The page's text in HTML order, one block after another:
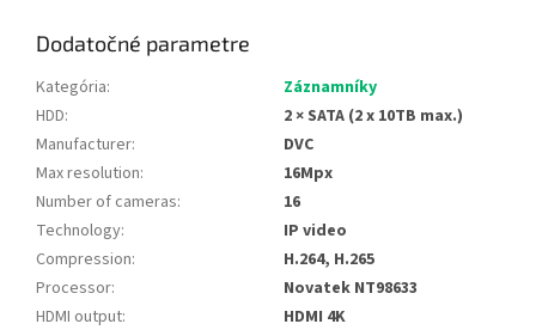
Dodatočné parametre
Kategória:
Záznamníky
HDD:
2 × SATA (2 x 10TB max.)
Manufacturer:
DVC
Max resolution:
16Mpx
Number of cameras:
16
Technology:
IP video
Compression:
H.264, H.265
Processor:
Novatek NT98633
HDMI output:
HDMI 4K